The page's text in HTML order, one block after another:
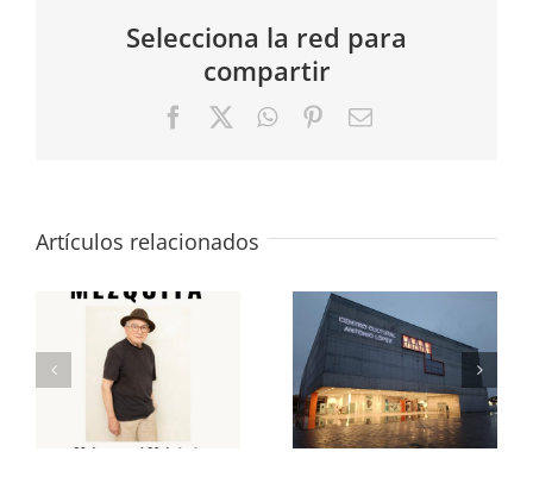
Selecciona la red para
compartir
FacebookWhatsApp
PinterestCorreo
Artículos relacionados
«José María
Mezquita»
en la Sala
de
Exposiciones
del CC
Antonio
Colectiva en
la Sala de
Exposiciones
del CC
Antonio